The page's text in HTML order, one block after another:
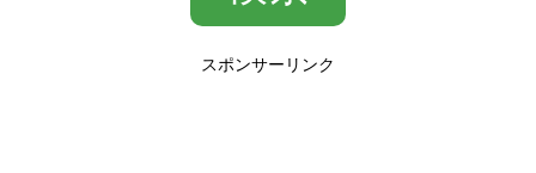
スポンサーリンク